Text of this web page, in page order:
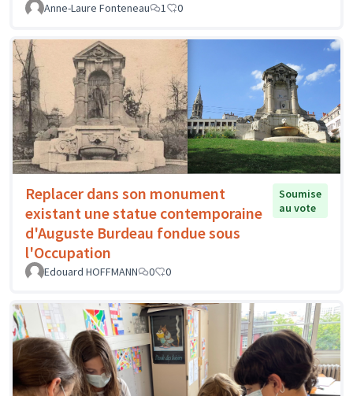
Anne-Laure Fonteneau
1 0
Replacer dans son monument
existant une statue contemporaine
d'Auguste Burdeau fondue sous
l'Occupation
Soumise
au vote
Edouard HOFFMANN 0 0